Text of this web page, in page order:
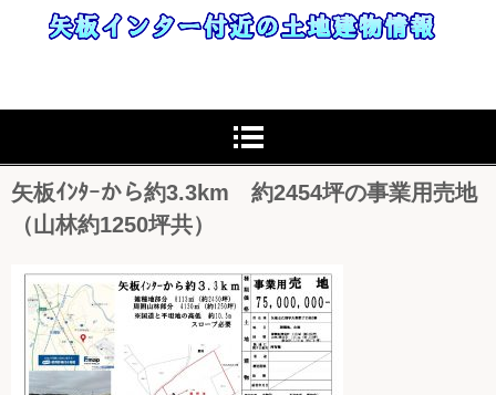
矢板ｲﾝﾀｰから約3.3km 約2454坪の事業用売地
（山林約1250坪共）